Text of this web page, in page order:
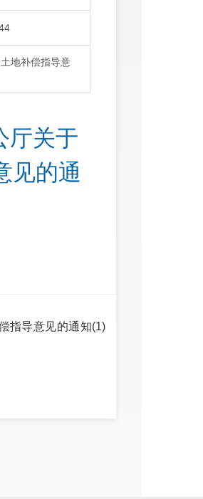
地补偿指导意
厅关于
见的通
指导意见的通知(1)